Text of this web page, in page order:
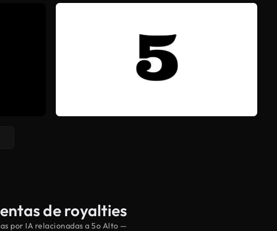
de royalties
por IA relacionadas a 5o Alto —